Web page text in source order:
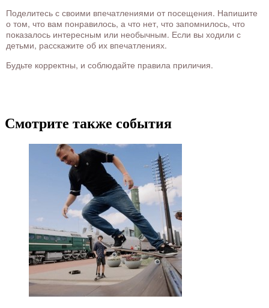
Поделитесь с своими впечатлениями от посещения. Напишите
о том, что вам понравилось, а что нет, что запомнилось, что
показалось интересным или необычным. Если вы ходили с
детьми, расскажите об их впечатлениях.
Будьте корректны, и соблюдайте правила приличия.
Смотрите также события